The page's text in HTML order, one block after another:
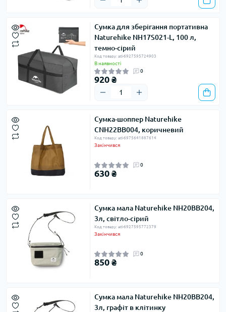
Сумка для зберігання портативна
Naturehike NH17S021-L, 100 л,
темно-сірий
Код товару: atl-6927595724903
В наявності
0
920 ₴
Сумка-шоппер Naturehike
CNH22BB004, коричневий
Код товару: atl-6975641887614
Закінчився
0
630 ₴
Сумка мала Naturehike NH20BB204,
3л, світло-сірий
Код товару: atl-6927595772379
Закінчився
0
850 ₴
Сумка мала Naturehike NH20BB204,
3л, графіт в клітинку